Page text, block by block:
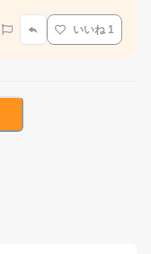
いいね 1